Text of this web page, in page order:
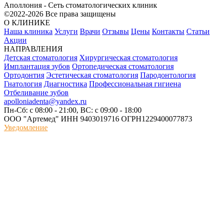
Аполлония - Сеть стоматологических клиник
©2022-2026 Все права защищены
О КЛИНИКЕ
Наша клиника Услуги Врачи Отзывы Цены Контакты Статьи
Акции
НАПРАВЛЕНИЯ
Детская стоматология Хирургическая стоматология
Имплантация зубов Ортопедическая стоматология
Ортодонтия Эстетическая стоматология Пародонтология
Гнатология Диагностика Профессиональная гигиена
Отбеливание зубов
apolloniadenta@yandex.ru
Пн-Сб: с 08:00 - 21:00, ВС: с 09:00 - 18:00
ООО "Артемед" ИНН 9403019716 ОГРН1229400077873
Уведомление